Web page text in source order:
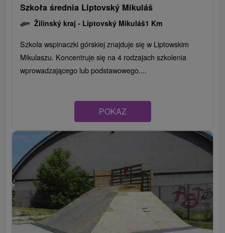
Szkoła średnia Liptovský Mikuláš
Žilinský kraj - Liptovský Mikuláš1 Km
Szkoła wspinaczki górskiej znajduje się w Liptowskim
Mikulaszu. Koncentruje się na 4 rodzajach szkolenia
wprowadzającego lub podstawowego....
POKAZ